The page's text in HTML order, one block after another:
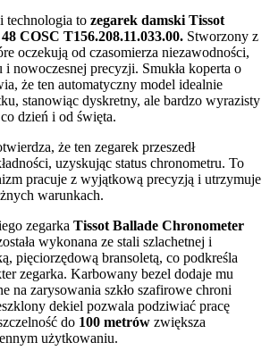
technologia to zegarek damski Tissot
COSC T156.208.11.033.00. Stworzony z
oczekują od czasomierza niezawodności,
nowoczesnej precyzji. Smukła koperta o
że ten automatyczny model idealnie
stanowiąc dyskretny, ale bardzo wyrazisty
dzień i od święta.
że ten zegarek przeszedł
uzyskując status chronometru. To
pracuje z wyjątkową precyzją i utrzymuje
warunkach.
zegarka Tissot Ballade Chronometer
wykonana ze stali szlachetnej i
pięciorzędową bransoletą, co podkreśla
zegarka. Karbowany bezel dodaje mu
na zarysowania szkło szafirowe chroni
dekiel pozwala podziwiać pracę
do 100 metrów zwiększa
użytkowaniu.